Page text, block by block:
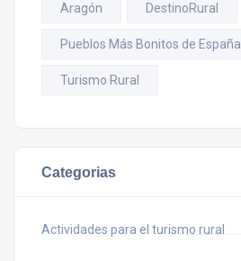
Aragón DestinoRural
Pueblos Más Bonitos de España
Turismo Rural
Categorias
Actividades para el turismo rural